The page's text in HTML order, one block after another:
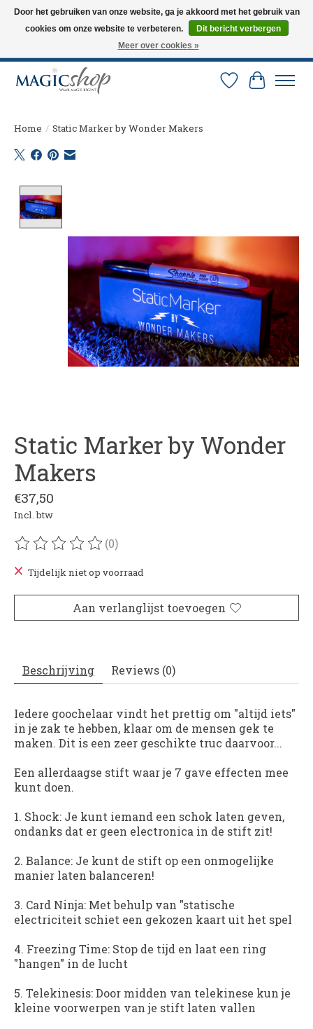
Altijd de nieuwste trucs op voorraad. Snelle verzending via PostNL en DHL.
Langskomen in onze winkel? Bel of mail om een afspraak te maken. 0251-
Verlanglijst
Home / Static Marker by Wonder Makers
Static Marker by Wonder
Makers
€37,50
Incl. btw
De beoordeling van dit product is
(0)
Tijdelijk niet op voorraad
Aan verlanglijst toevoegen
Beschrijving Reviews (0)
Iedere goochelaar vindt het prettig om "altijd iets"
in je zak te hebben, klaar om de mensen gek te
maken. Dit is een zeer geschikte truc daarvoor...
Een allerdaagse stift waar je 7 gave effecten mee
kunt doen.
1. Shock: Je kunt iemand een schok laten geven,
ondanks dat er geen electronica in de stift zit!
2. Balance: Je kunt de stift op een onmogelijke
manier laten balanceren!
3. Card Ninja: Met behulp van "statische
electriciteit schiet een gekozen kaart uit het spel
4. Freezing Time: Stop de tijd en laat een ring
"hangen" in de lucht
5. Telekinesis: Door midden van telekinese kun je
kleine voorwerpen van je stift laten vallen
Door het gebruiken van onze website, ga je akkoord met het gebruik van
cookies om onze website te verbeteren.
Dit bericht verbergen
Meer over cookies »